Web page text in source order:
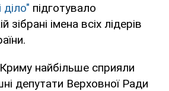
діло" підготувало
зібрані імена всіх лідерів
найбільше сприяли
депутати Верховної Ради